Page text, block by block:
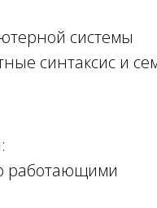
системы
синтаксис и
работающими